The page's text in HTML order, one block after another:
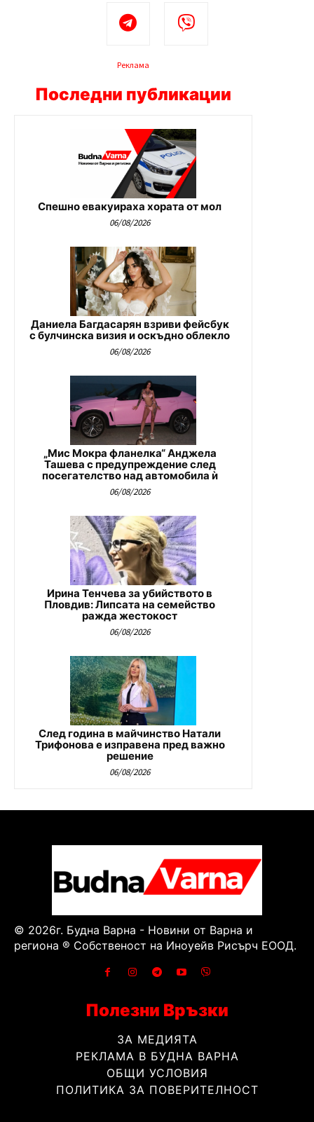
Реклама
Последни публикации
Спешно евакуираха хората от мол
06/08/2026
Даниела Багдасарян взриви фейсбук
с булчинска визия и оскъдно облекло
06/08/2026
„Мис Мокра фланелка“ Анджела
Ташева с предупреждение след
посегателство над автомобила ѝ
06/08/2026
Ирина Тенчева за убийството в
Пловдив: Липсата на семейство
ражда жестокост
06/08/2026
След година в майчинство Натали
Трифонова е изправена пред важно
решение
06/08/2026
© 2026г. Будна Варна - Новини от Варна и
региона ® Собственост на Иноуейв Рисърч ЕООД.
Полезни Връзки
ЗА МЕДИЯТА
РЕКЛАМА В БУДНА ВАРНА
ОБЩИ УСЛОВИЯ
ПОЛИТИКА ЗА ПОВЕРИТЕЛНОСТ